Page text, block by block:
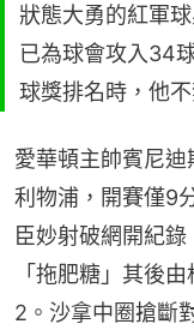
狀態大勇的紅軍
已為球會攻入34
球獎排名時，他不
愛華頓主帥賓尼
利物浦，開賽僅9
臣妙射破網開紀錄
「拖肥糖」其後
2。沙拿中圈搶斷